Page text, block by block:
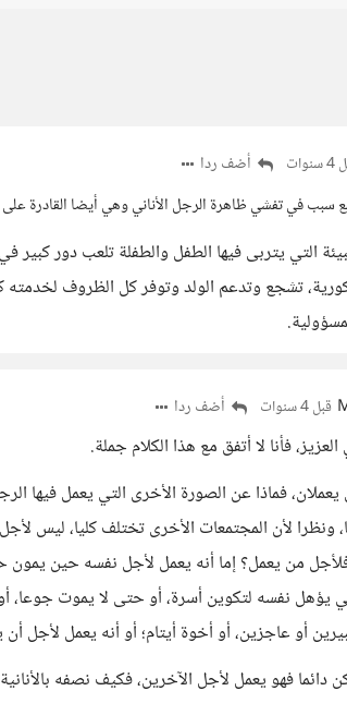
أضف ردا
سبب في تفشي ظاهرة الرجل الأناني وهي أيضا القادرة
التي يتربى فيها الطفل والطفلة تلعب دور كبير
تشجع وتدعم الولد وتوفر كل الظروف لخدمته
قبل 4 سنوات أضف ردا
فأنا لا أتفق مع هذا الكلام جملة.
فماذا عن الصورة الأخرى التي يعمل فيها
ونظرا لأن المجتمعات الأخرى تختلف كليا، ليس
من يعمل؟ إما أنه يعمل لأجل نفسه حين
يؤهل نفسه لتكوين أسرة، أو حتى لا يموت
أو عاجزين، أو أخوة أيتام؛ أو أنه يعمل
دائما فهو يعمل لأجل الآخرين، فكيف نصفه